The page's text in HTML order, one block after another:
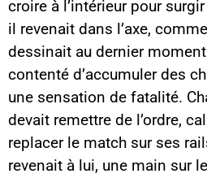
croire à l’intérieur pour surgir
il revenait dans l’axe,
dessinait au dernier
contenté d’accumuler des
une sensation de fatalité.
devait remettre de l’ordre,
replacer le match sur ses
revenait à lui, une main sur